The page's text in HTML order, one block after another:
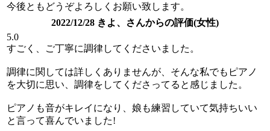
今後ともどうぞよろしくお願い致します。
2022/12/28 きよ、さんからの評価(女性)
5.0
すごく、ご丁寧に調律してくださいました。
調律に関しては詳しくありませんが、そんな私でもピアノ
を大切に思い、調律をしてくださってると感じました。
ピアノも音がキレイになり、娘も練習していて気持ちいい
と言って喜んでいました!